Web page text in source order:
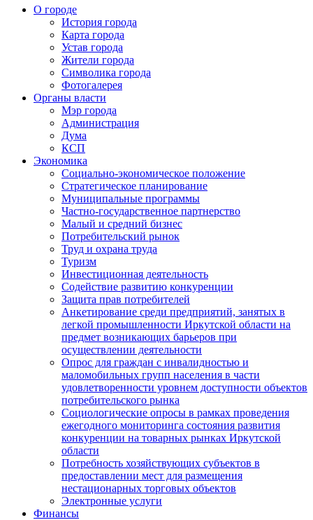
О городе
История города
Карта города
Устав города
Жители города
Символика города
Фотогалерея
Органы власти
Мэр города
Администрация
Дума
КСП
Экономика
Социально-экономическое положение
Стратегическое планирование
Муниципальные программы
Частно-государственное партнерство
Малый и средний бизнес
Потребительский рынок
Труд и охрана труда
Туризм
Инвестиционная деятельность
Содействие развитию конкуренции
Защита прав потребителей
Анкетирование среди предприятий, занятых в
легкой промышленности Иркутской области на
предмет возникающих барьеров при
осуществлении деятельности
Опрос для граждан с инвалидностью и
маломобильных групп населения в части
удовлетворенности уровнем доступности объектов
потребительского рынка
Социологические опросы в рамках проведения
ежегодного мониторинга состояния развития
конкуренции на товарных рынках Иркутской
области
Потребность хозяйствующих субъектов в
предоставлении мест для размещения
нестационарных торговых объектов
Электронные услуги
Финансы